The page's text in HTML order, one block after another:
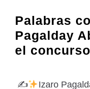
Palabras
Pagalday
el
✍
Izaro